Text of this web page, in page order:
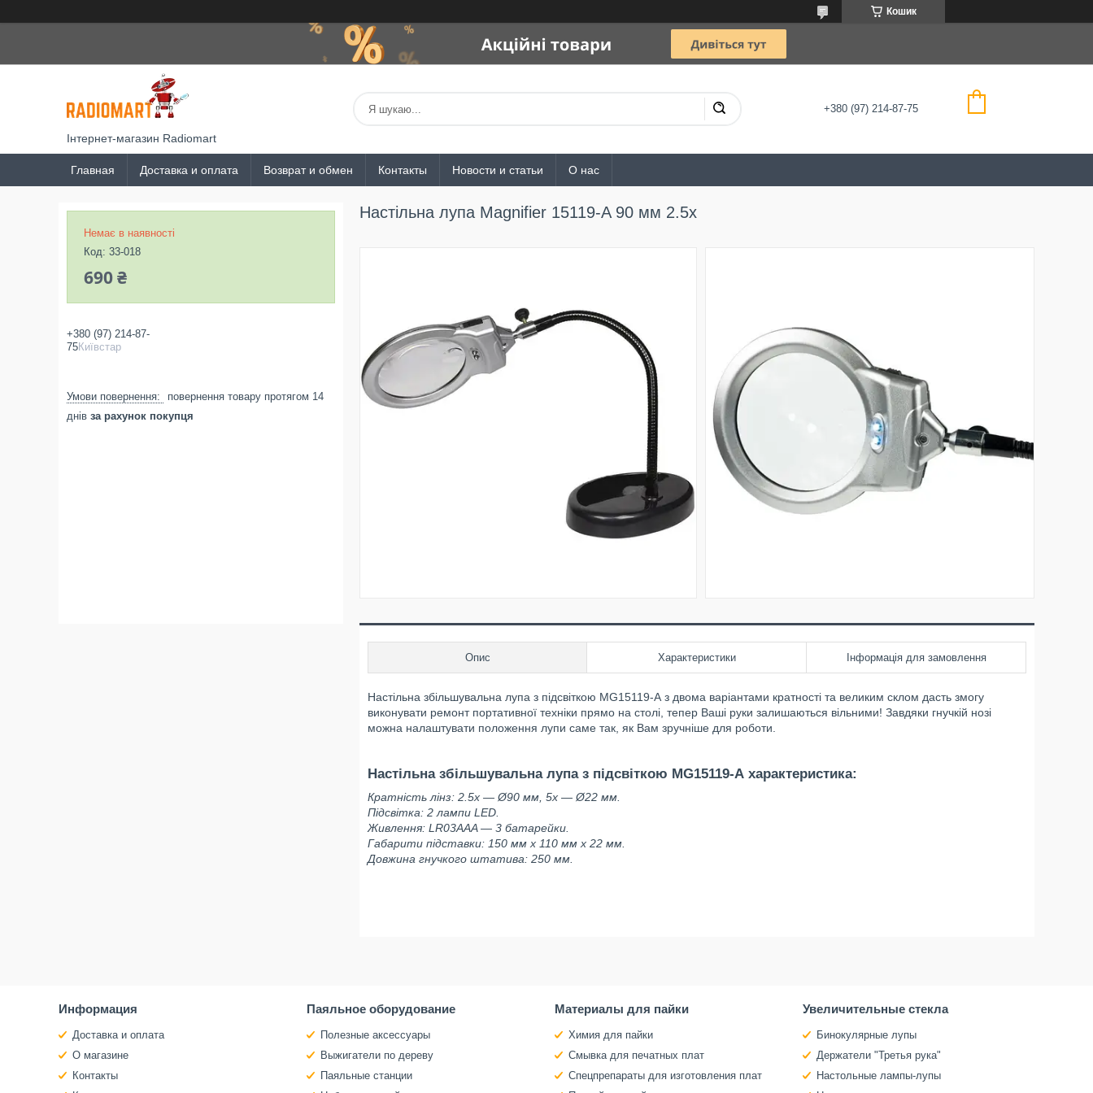
Кошик
Інтернет-магазин Radiomart
+380 (97) 214-87-75
Главная Доставка и оплата Возврат и обмен Контакты Новости и статьи О нас
Настільна лупа Magnifier 15119-A 90 мм 2.5x
Опис Характеристики Інформація для замовлення
Настільна збільшувальна лупа з підсвіткою MG15119-A з двома варіантами кратності та великим склом дасть змогу
виконувати ремонт портативної техніки прямо на столі, тепер Ваші руки залишаються вільними! Завдяки гнучкій нозі
можна налаштувати положення лупи саме так, як Вам зручніше для роботи.
Настільна збільшувальна лупа з підсвіткою MG15119-A характеристика:
Кратність лінз: 2.5х — Ø90 мм, 5х — Ø22 мм.
Підсвітка: 2 лампи LED.
Живлення: LR03AAA — 3 батарейки.
Габарити підставки: 150 мм х 110 мм х 22 мм.
Довжина гнучкого штатива: 250 мм.
Немає в наявності
Код: 33-018
690 ₴
+380 (97) 214-87-
75Київстар
повернення товару протягом 14
днів за рахунок покупця
Информация
Доставка и оплата
О магазине
Контакты
Паяльное оборудование
Полезные аксессуары
Выжигатели по дереву
Паяльные станции
Материалы для пайки
Химия для пайки
Смывка для печатных плат
Спецпрепараты для изготовления плат
Увеличительные стекла
Бинокулярные лупы
Держатели "Третья рука"
Настольные лампы-лупы